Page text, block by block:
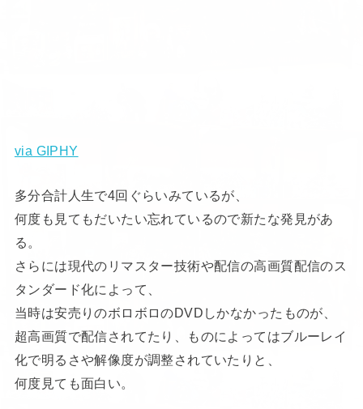
via GIPHY
多分合計人生で4回ぐらいみているが、
何度も見てもだいたい忘れているので新たな発見があ
る。
さらには現代のリマスター技術や配信の高画質配信のス
タンダード化によって、
当時は安売りのボロボロのDVDしかなかったものが、
超高画質で配信されてたり、ものによってはブルーレイ
化で明るさや解像度が調整されていたりと、
何度見ても面白い。